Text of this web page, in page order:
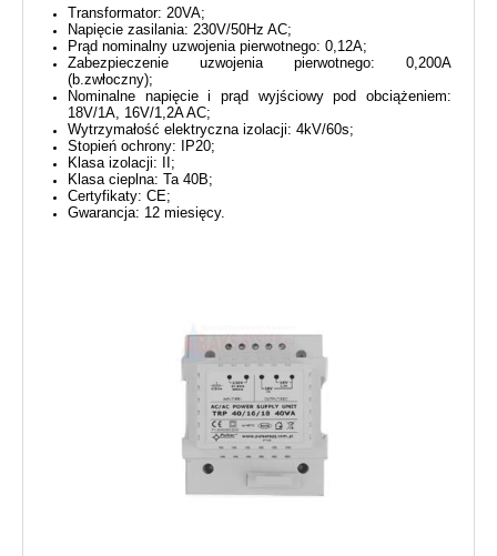
Transformator: 20VA;
Napięcie zasilania: 230V/50Hz AC;
Prąd nominalny uzwojenia pierwotnego: 0,12A;
Zabezpieczenie uzwojenia pierwotnego: 0,200A
(b.zwłoczny);
Nominalne napięcie i prąd wyjściowy pod obciążeniem:
18V/1A, 16V/1,2A AC;
Wytrzymałość elektryczna izolacji: 4kV/60s;
Stopień ochrony: IP20;
Klasa izolacji: II;
Klasa cieplna: Ta 40B;
Certyfikaty: CE;
Gwarancja: 12 miesięcy.